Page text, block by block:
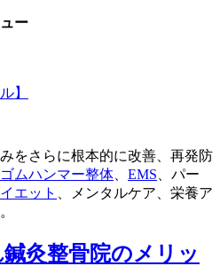
ー
】
をさらに根本的に改善、再発防
ゴムハンマー整体 EMS 、パー
エット
、メンタルケア、栄養ア
鍼灸整骨院のメリッ